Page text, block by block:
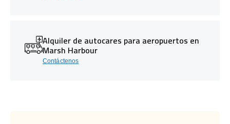
Alquiler de autocares para aeropuertos en
Marsh Harbour
Contáctenos